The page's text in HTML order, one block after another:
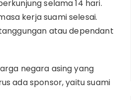
selama 14 hari.
kerja suami selesai.
atau dependant
negara asing yang
ada sponsor, yaitu suami